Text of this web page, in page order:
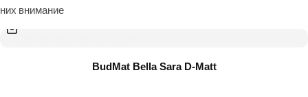
них внимание
BudMat Bella Sara D-Matt